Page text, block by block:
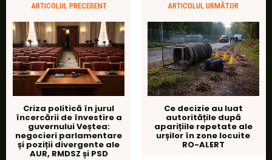
ARTICOLUL PRECEDENT
Criza politică în jurul
încercării de învestire a
guvernului Veștea:
negocieri parlamentare
și poziții divergente ale
AUR, RMDSZ și PSD
ARTICOLUL URMĂTOR
Ce decizie au luat
autoritățile după
aparițiile repetate ale
urșilor în zone locuite
RO-ALERT